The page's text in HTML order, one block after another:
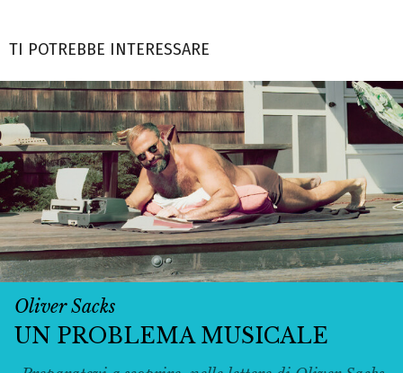
TI POTREBBE INTERESSARE
Oliver Sacks
UN PROBLEMA MUSICALE